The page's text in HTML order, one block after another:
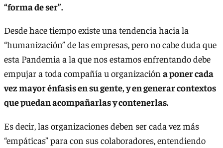
“forma de ser”.
Desde hace tiempo existe una tendencia hacia la
“humanización” de las empresas, pero no cabe duda que
esta Pandemia a la que nos estamos enfrentando debe
empujar a toda compañía u organización a poner cada
vez mayor énfasis en su gente, y en generar contextos
que puedan acompañarlas y contenerlas.
Es decir, las organizaciones deben ser cada vez más
“empáticas” para con sus colaboradores, entendiendo